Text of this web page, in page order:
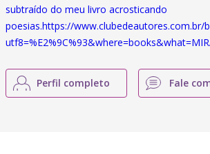
subtraído do meu livro acrosticando
poesias.https://www.clubedeautores.com.br/
Perfil completo Fale